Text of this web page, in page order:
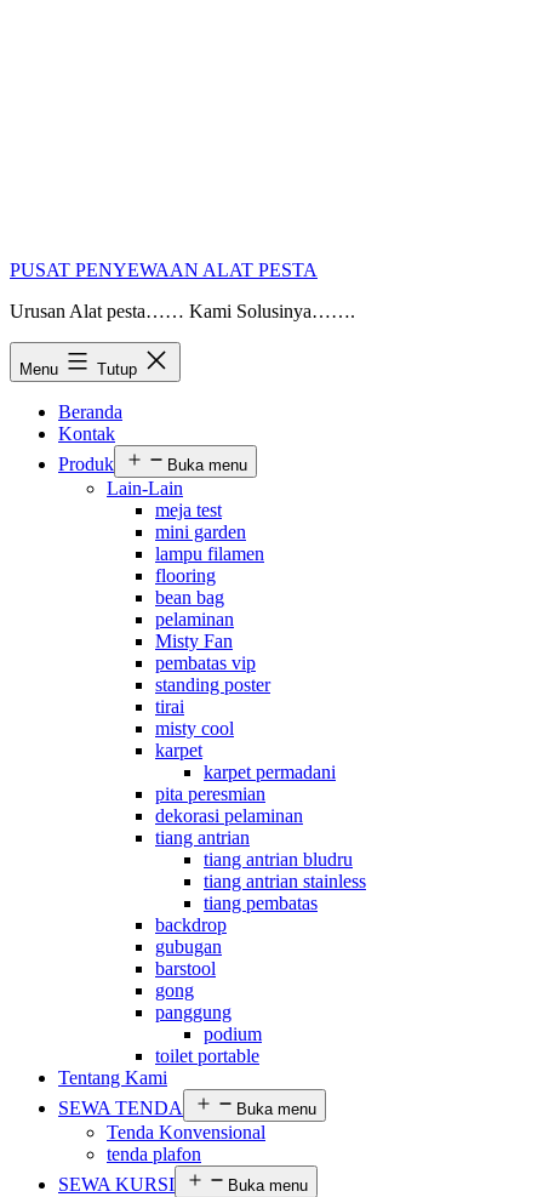
PUSAT PENYEWAAN ALAT PESTA
Urusan Alat pesta…… Kami Solusinya…….
Menu Tutup
Beranda
Kontak
Produk
Buka menu
Lain-Lain
meja test
mini garden
lampu filamen
flooring
bean bag
pelaminan
Misty Fan
pembatas vip
standing poster
tirai
misty cool
karpet
karpet permadani
pita peresmian
dekorasi pelaminan
tiang antrian
tiang antrian bludru
tiang antrian stainless
tiang pembatas
backdrop
gubugan
barstool
gong
panggung
podium
toilet portable
Tentang Kami
SEWA TENDA
Buka menu
Tenda Konvensional
tenda plafon
SEWA KURSI
Buka menu